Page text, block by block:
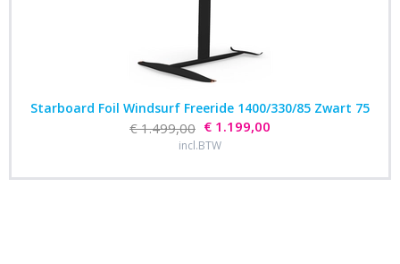
Starboard Foil Windsurf Freeride 1400/330/85 Zwart 75
€ 1.499,00 € 1.199,00
incl.BTW